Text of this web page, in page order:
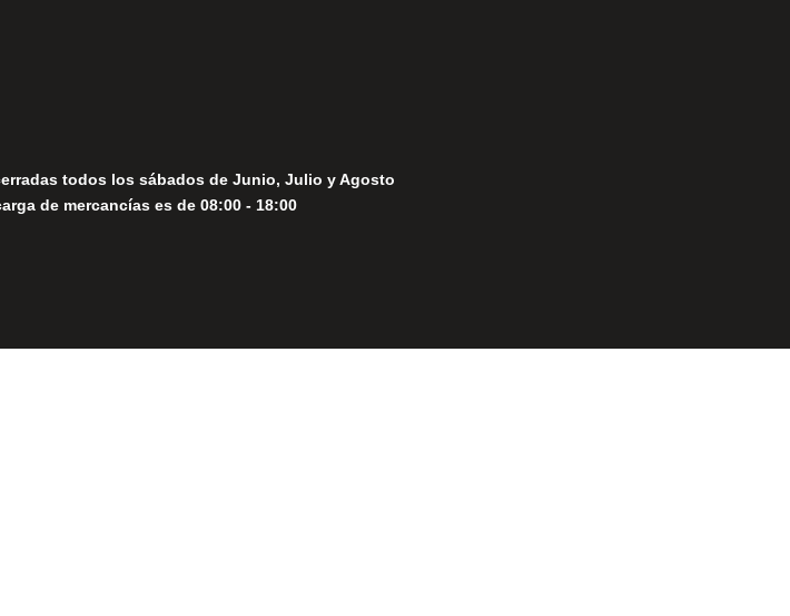
todos los sábados de Junio, Julio y Agosto
de mercancías es de 08:00 - 18:00